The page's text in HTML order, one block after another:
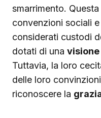
smarrimento.
convenzioni sociali
considerati custodi
dotati di una
Tuttavia, la loro
delle loro
riconoscere la